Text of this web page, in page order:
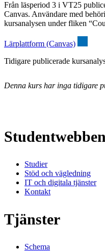
Från läsperiod 3 i VT25
Canvas. Användare med
kursanalysen under fliken
Lärplattform (Canvas)
Tidigare publicerade
Denna kurs har inga tidigare
Studentwebben
Studier
Stöd och vägledning
IT och digitala tjänster
Kontakt
Tjänster
Schema